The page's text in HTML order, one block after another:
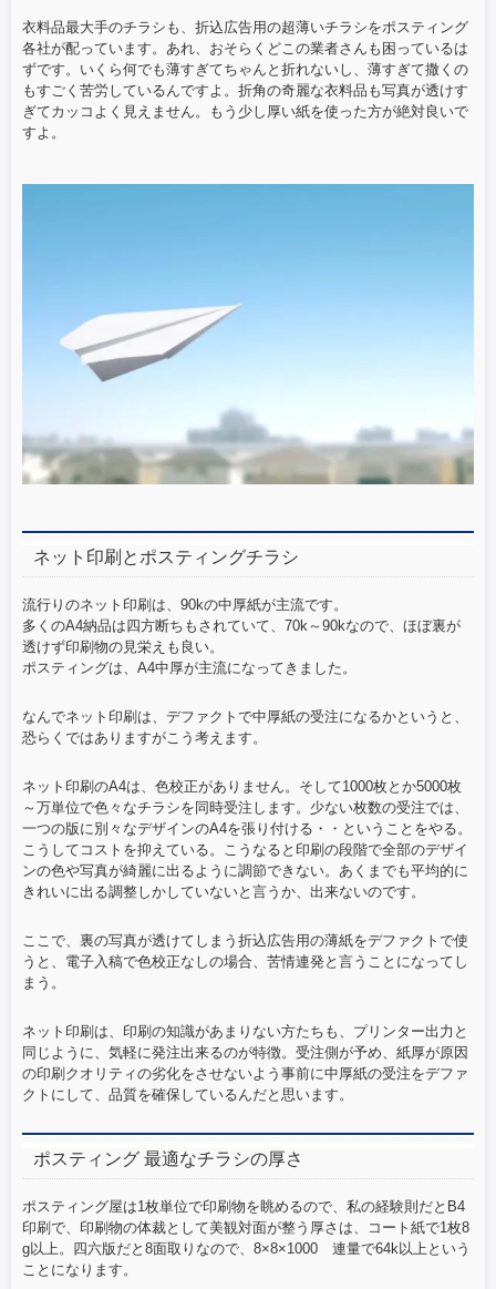
衣料品最大手のチラシも、折込広告用の超薄いチラシをポスティング
各社が配っています。あれ、おそらくどこの業者さんも困っているは
ずです。いくら何でも薄すぎてちゃんと折れないし、薄すぎて撒くの
もすごく苦労しているんですよ。折角の奇麗な衣料品も写真が透けす
ぎてカッコよく見えません。もう少し厚い紙を使った方が絶対良いで
すよ。
ネット印刷とポスティングチラシ
流行りのネット印刷は、90kの中厚紙が主流です。
多くのA4納品は四方断ちもされていて、70k～90kなので、ほぼ裏が
透けず印刷物の見栄えも良い。
ポスティングは、A4中厚が主流になってきました。
なんでネット印刷は、デファクトで中厚紙の受注になるかというと、
恐らくではありますがこう考えます。
ネット印刷のA4は、色校正がありません。そして1000枚とか5000枚
～万単位で色々なチラシを同時受注します。少ない枚数の受注では、
一つの版に別々なデザインのA4を張り付ける・・ということをやる。
こうしてコストを抑えている。こうなると印刷の段階で全部のデザイ
ンの色や写真が綺麗に出るように調節できない。あくまでも平均的に
きれいに出る調整しかしていないと言うか、出来ないのです。
ここで、裏の写真が透けてしまう折込広告用の薄紙をデファクトで使
うと、電子入稿で色校正なしの場合、苦情連発と言うことになってし
まう。
ネット印刷は、印刷の知識があまりない方たちも、プリンター出力と
同じように、気軽に発注出来るのが特徴。受注側が予め、紙厚が原因
の印刷クオリティの劣化をさせないよう事前に中厚紙の受注をデファ
クトにして、品質を確保しているんだと思います。
ポスティング 最適なチラシの厚さ
ポスティング屋は1枚単位で印刷物を眺めるので、私の経験則だとB4
印刷で、印刷物の体裁として美観対面が整う厚さは、コート紙で1枚8
g以上。四六版だと8面取りなので、8×8×1000 連量で64k以上という
ことになります。